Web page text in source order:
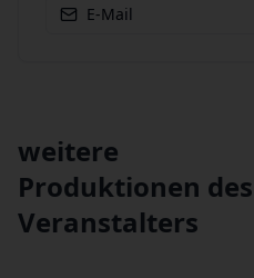
E-Mail
weitere
Produktionen des
Veranstalters